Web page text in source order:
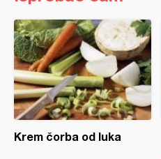
Krem čorba od luka